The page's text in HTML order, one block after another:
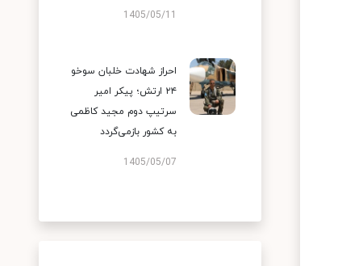
1405/05/11
احراز شهادت خلبان سوخو
۲۴ ارتش؛ پیکر امیر
سرتیپ دوم مجید کاظمی
به کشور بازمی‌گردد
1405/05/07